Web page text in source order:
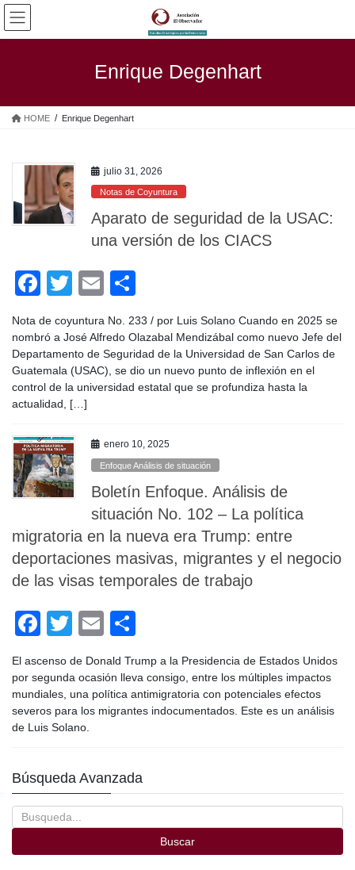
Saltar
contenido
Saltar
la
Enrique Degenhart
HOME Enrique Degenhart
julio 31, 2026
Notas de Coyuntura
Aparato de seguridad de la USAC:
una versión de los CIACS
F
a
c
e
b
o
o
k
T
tt
er
E
m
ail
o
m
p
ar
Nota de coyuntura No. 233 / por Luis Solano Cuando en 2025 se
nombró a José Alfredo Olazabal Mendizábal como nuevo Jefe del
Departamento de Seguridad de la Universidad de San Carlos de
Guatemala (USAC), se dio un nuevo punto de inflexión en el
control de la universidad estatal que se profundiza hasta la
actualidad, […]
enero 10, 2025
Enfoque Análisis de situación
Boletín Enfoque. Análisis de
situación No. 102 – La política
migratoria en la nueva era Trump: entre
deportaciones masivas, migrantes y el negocio
de las visas temporales de trabajo
F
c
e
b
o
k
T
tt
er
E
ail m
p
El ascenso de Donald Trump a la Presidencia de Estados Unidos
por segunda ocasión lleva consigo, entre los múltiples impactos
mundiales, una política antimigratoria con potenciales efectos
severos para los migrantes indocumentados. Este es un análisis
de Luis Solano.
Búsqueda Avanzada
Buscar